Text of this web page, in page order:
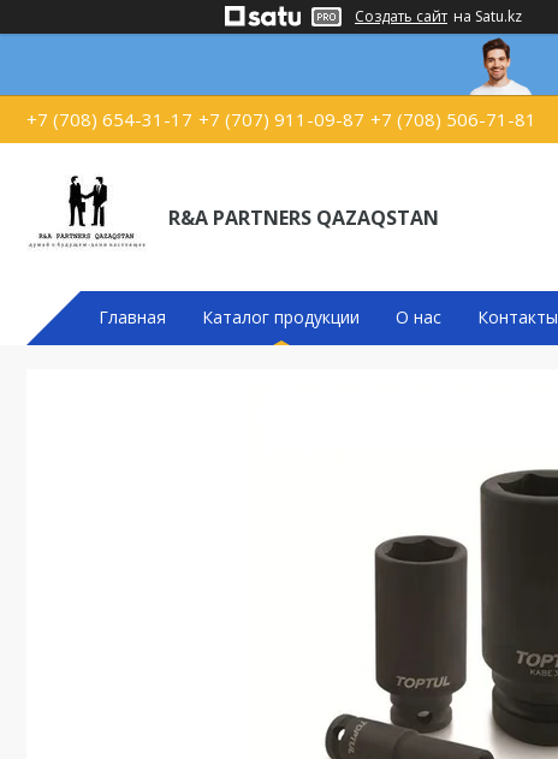
Создать сайт на Satu.kz
+7 (708) 654-31-17 +7 (707) 911-09-87 +7 (708) 506-71-81
R&A PARTNERS QAZAQSTAN
Главная Каталог продукции О нас Контакты